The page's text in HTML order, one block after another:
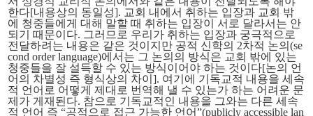
한다[내용상의 동일성]. 교회 내에서 취하는 입장과 교회 밖
에 청중들에게 대해 말할 때 취하는 입장이 서로 달라서는 안
되기 때문이다. 그러므로 우리가 취하는 입장과 궁극적으로
전달하려는 내용은 같은 것이지만 공적 신학의 2차적 논의(se
cond order language)에서는 그 논의의 방식은 교회 밖에 있는
청중들을 잘 설득할 수 있는 방식이어야 하는 것이다[논의 언
어의 차별성 즉 형식상의 차이]. 여기에 기독교적 내용을 세속
적 언어로 어떻게 제대로 번역해 낼 수 있는가 하는 어려운 문
제가 게재된다. 참으로 기독교적인 내용을 그와는 다른 세속
적 언어 즉 “공적으로 접근 가능한 언어”(publicly accessible lan